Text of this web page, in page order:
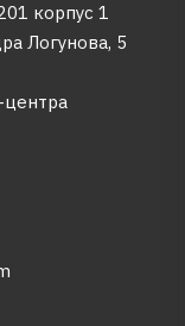
корпус 1
Логунова, 5